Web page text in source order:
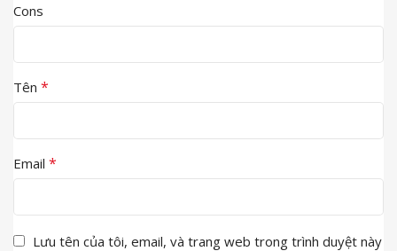
Cons
Tên *
Email *
Lưu tên của tôi, email, và trang web trong trình duyệt này